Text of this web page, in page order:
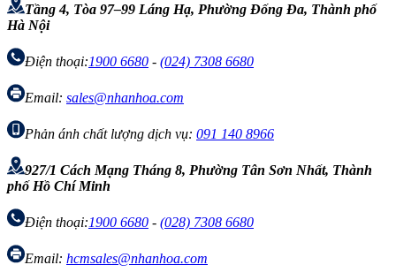
Tầng 4, Tòa 97–99 Láng Hạ, Phường Đống Đa, Thành phố
Hà Nội
Điện thoại:1900 6680 - (024) 7308 6680
Email: sales@nhanhoa.com
Phản ánh chất lượng dịch vụ: 091 140 8966
927/1 Cách Mạng Tháng 8, Phường Tân Sơn Nhất, Thành
phố Hồ Chí Minh
Điện thoại:1900 6680 - (028) 7308 6680
Email: hcmsales@nhanhoa.com